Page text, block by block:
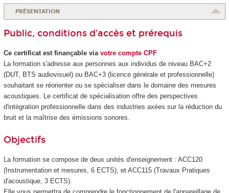
PRÉSENTATION
Public, conditions d’accès et prérequis
Ce certificat est finançable via votre compte CPF
La formation s'adresse aux personnes aux individus de niveau BAC+2
(DUT, BTS audiovisuel) ou BAC+3 (licence générale et professionnelle)
souhaitant se réorienter ou se spécialiser dans le domaine des mesures
acoustiques. Le certificat de spécialisationoffre des perspectives
d'intégration professionnelle dans des industries axées sur la réduction du
bruit et la maîtrise des émissions sonores.
Objectifs
La formation se compose de deux unités d'enseignement: ACC120
(Instrumentation et mesures, 6 ECTS), et ACC115 (Travaux Pratiques
d'acoustique, 3 ECTS).